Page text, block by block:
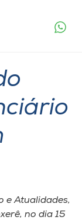
e Atualidades,
no dia 15